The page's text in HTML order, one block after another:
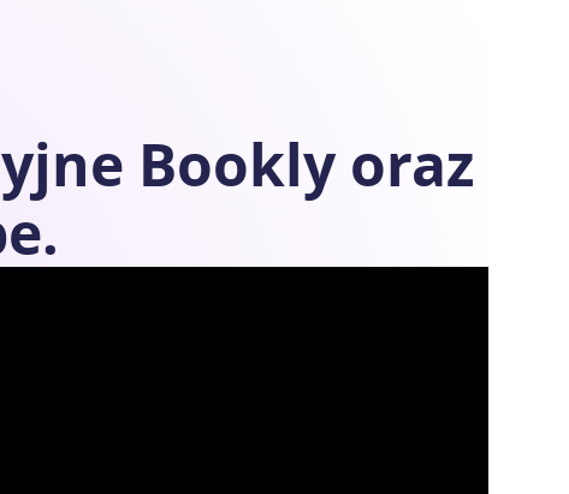
Bookly oraz